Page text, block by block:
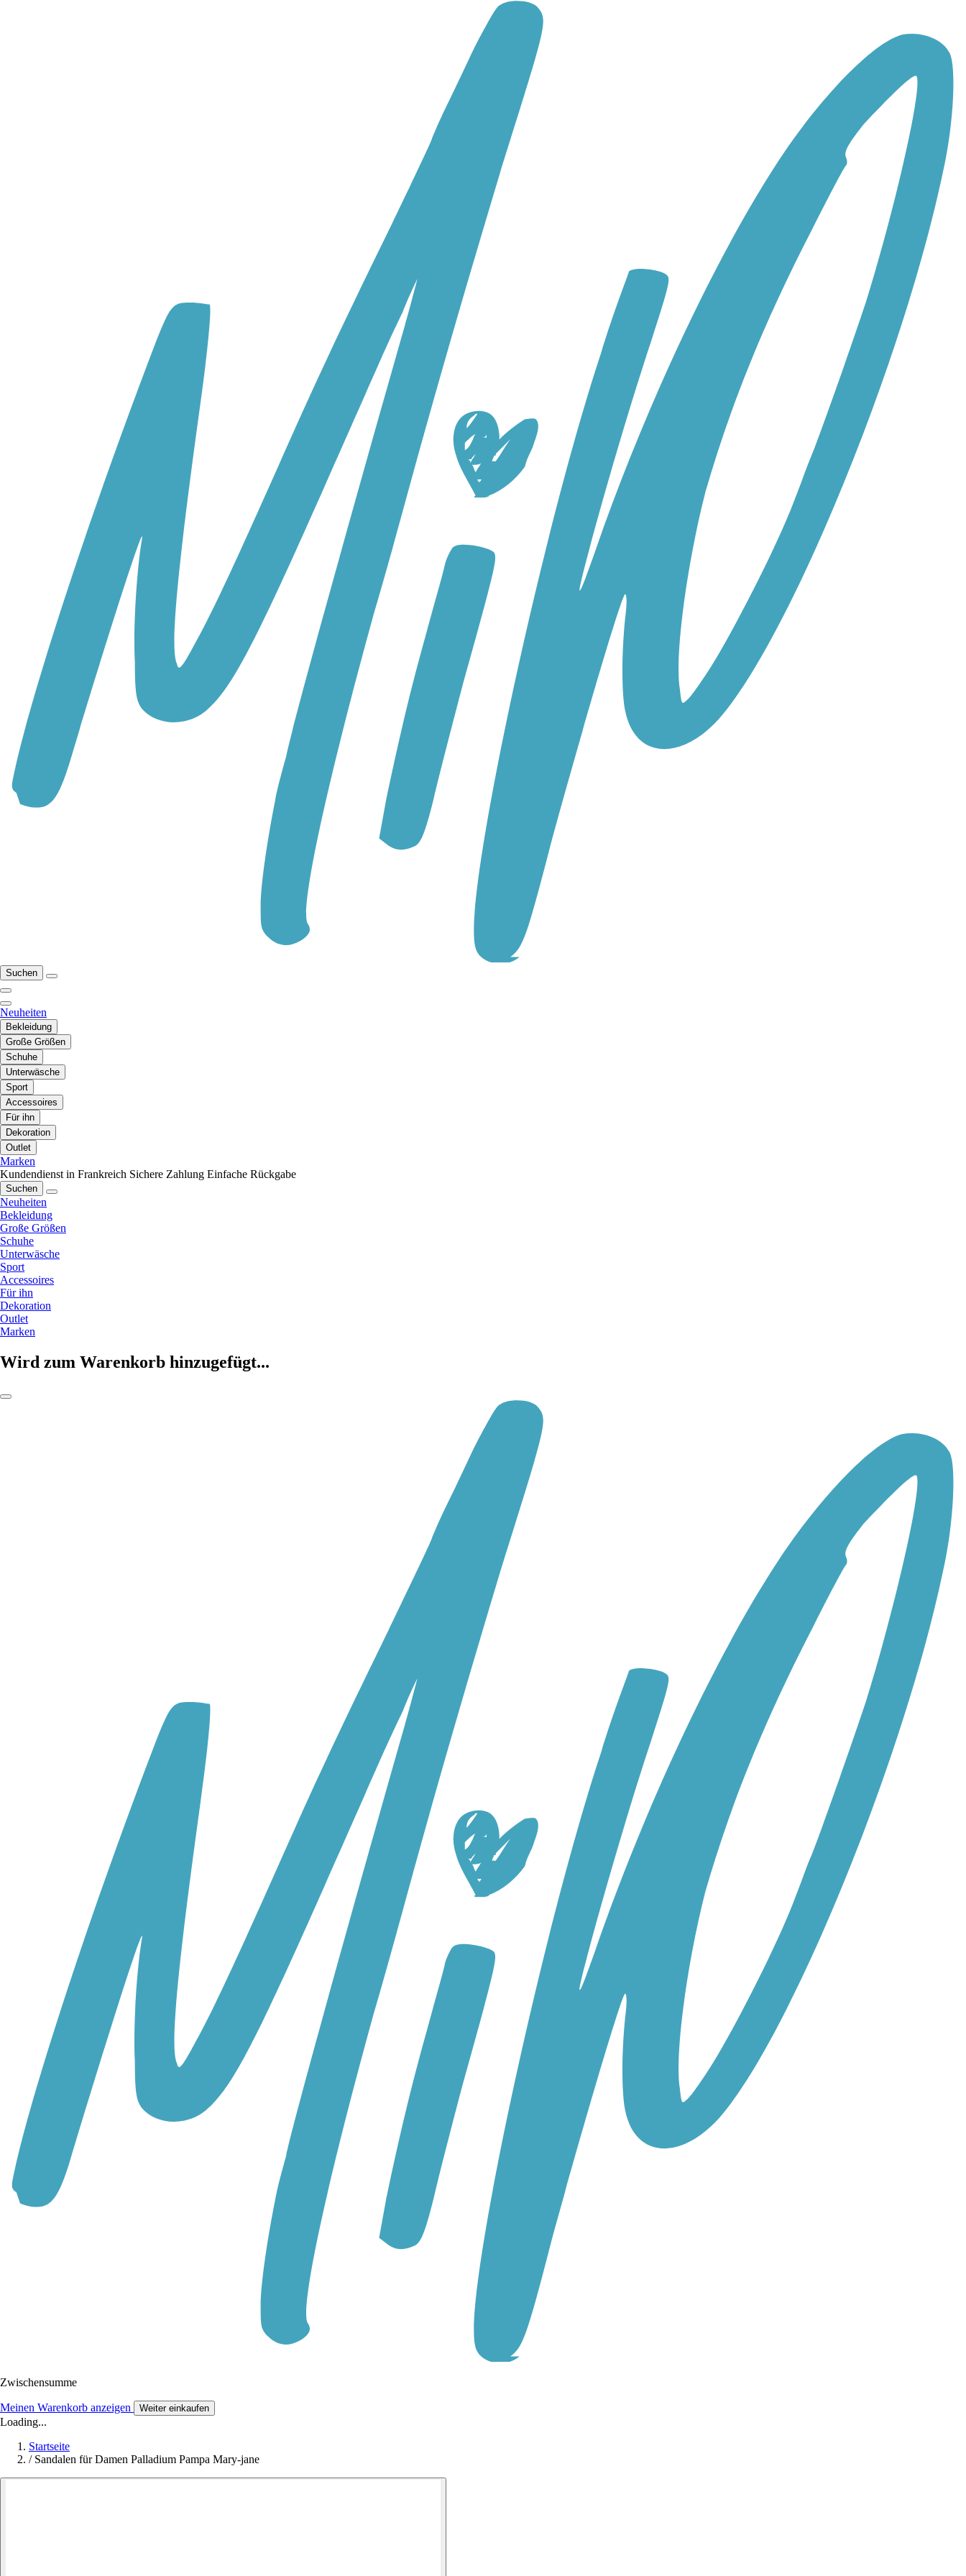
Suchen
Neuheiten
Bekleidung
Große Größen
Schuhe
Unterwäsche
Sport
Accessoires
Für ihn
Dekoration
Outlet
Marken
Kundendienst in Frankreich Sichere Zahlung Einfache Rückgabe
Suchen
Neuheiten
Bekleidung
Große Größen
Schuhe
Unterwäsche
Sport
Accessoires
Für ihn
Dekoration
Outlet
Marken
Wird zum Warenkorb hinzugefügt...
Zwischensumme
Meinen Warenkorb anzeigen Weiter einkaufen
Loading...
Startseite
/ Sandalen für Damen Palladium Pampa Mary-jane